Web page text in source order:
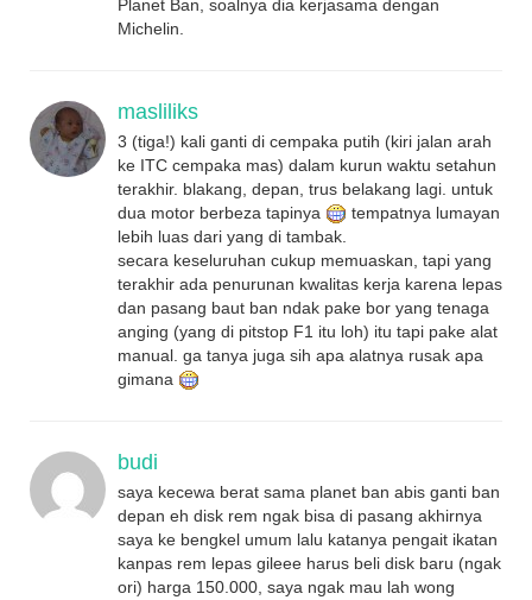
Planet Ban, soalnya dia kerjasama dengan
Michelin.
masliliks
3 (tiga!) kali ganti di cempaka putih (kiri jalan arah
ke ITC cempaka mas) dalam kurun waktu setahun
terakhir. blakang, depan, trus belakang lagi. untuk
dua motor berbeza tapinya
tempatnya lumayan
lebih luas dari yang di tambak.
secara keseluruhan cukup memuaskan, tapi yang
terakhir ada penurunan kwalitas kerja karena lepas
dan pasang baut ban ndak pake bor yang tenaga
anging (yang di pitstop F1 itu loh) itu tapi pake alat
manual. ga tanya juga sih apa alatnya rusak apa
gimana
budi
saya kecewa berat sama planet ban abis ganti ban
depan eh disk rem ngak bisa di pasang akhirnya
saya ke bengkel umum lalu katanya pengait ikatan
kanpas rem lepas gileee harus beli disk baru (ngak
ori) harga 150.000, saya ngak mau lah wong